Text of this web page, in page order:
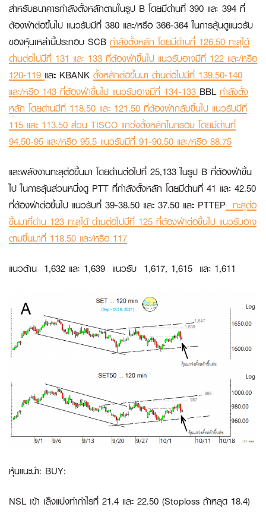
สำหรับธนาคารกำลังตั้งหลักตามในรูป B โดยมีด่านที่ 390 และ 394 ที่
ต้องฝ่าต่อขึ้นไป แนวรับมีที่ 380 และ/หรือ 366-364 ในการลุ้นดูแนวรับ
ของหุ้นเหล่านี้ประกอบ SCB กำลังตั้งหลัก โดยมีด่านที่ 126.50 ทะลุได้
ด่านต่อไปมีที่ 131 และ 133 ที่ต้องฝ่าขึ้นไป แนวรับอาจมีที่ 122 และ/หรือ
120-119 และ KBANK ตั้งหลักต่อขึ้นมา ด่านต่อไปมีที่ 139.50-140
และ/หรือ 143 ที่ต้องฝ่าขึ้นไป แนวรับอาจมีที่ 134-133 BBL กำลังตั้ง
หลัก โดยด่านมีที่ 118.50 และ 121.50 ที่ต้องฝ่ากลับขึ้นไป แนวรับมีที่
115 และ 113.50 ส่วน TISCO แกว่งตั้งหลักในกรอบ โดยมีด่านที่
94.50-95 และ/หรือ 95.5 แนวรับมีที่ 91-90.50 และ/หรือ 88.75
และพลังงานทะลุต่อขึ้นมา โดยด่านต่อไปที่ 25,133 ในรูป B ที่ต้องฝ่าขึ้น
ไป ในการลุ้นส่วนหนึ่งดู PTT ที่กำลังตั้งหลัก โดยมีด่านที่ 41 และ 42.50
ที่ต้องฝ่าต่อขึ้นไป แนวรับที่ 39-38.50 และ 37.50 และ PTTEP ทะลุต่อ
ขึ้นมาที่ด่าน 123 ทะลุได้ ด่านต่อไปมีที่ 125 ที่ต้องฝ่าต่อขึ้นไป แนวรับอาจ
ตามขึ้นมาที่ 118.50 และ/หรือ 117
แนวต้าน 1,632 และ 1,639 แนวรับ 1,617, 1,615 และ 1,611
หุ้นแนะนำ: BUY:
NSLเข้า เล็งแบ่งทำกำไรที่ 21.4 และ 22.50 (Stoploss ถ้าหลุด 18.4)